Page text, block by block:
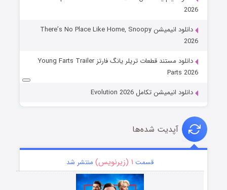
2026
دانلود انیمیشن There’s No Place Like Home, Snoopy
2026
دانلود مستند قطعات تریلر یانگ فارتز Young Farts Trailer
Parts 2026
دانلود انیمیشن تکامل Evolution 2026
آپدیت شده‌ها
قسمت ۱ (زیرنویس) منتشر شد